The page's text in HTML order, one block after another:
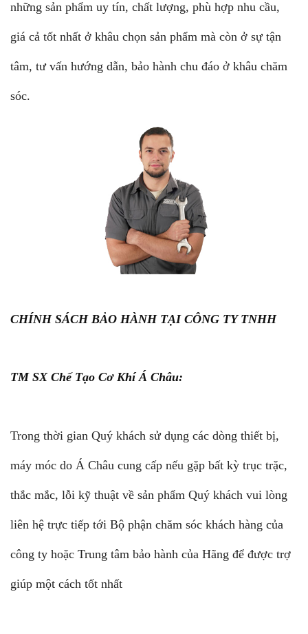
những sản phẩm uy tín, chất lượng, phù hợp nhu cầu,
giá cả tốt nhất ở khâu chọn sản phẩm mà còn ở sự tận
tâm, tư vấn hướng dẫn, bảo hành chu đáo ở khâu chăm
sóc.
CHÍNH SÁCH BẢO HÀNH TẠI CÔNG TY TNHH
TM SX Chế Tạo Cơ Khí Á Châu:
Trong thời gian Quý khách sử dụng các dòng thiết bị,
máy móc do Á Châu cung cấp nếu gặp bất kỳ trục trặc,
thắc mắc, lỗi kỹ thuật về sản phẩm Quý khách vui lòng
liên hệ trực tiếp tới Bộ phận chăm sóc khách hàng của
công ty hoặc Trung tâm bảo hành của Hãng để được trợ
giúp một cách tốt nhất